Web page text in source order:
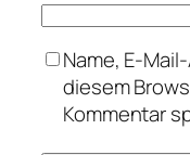
Name, E-
diesem
Kommentar